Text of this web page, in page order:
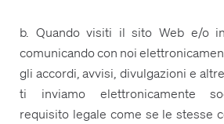
b. Quando visiti il ​​sito Web e/o
comunicando con noi
gli accordi, avvisi, divulgazioni e
ti inviamo elettronicamente
requisito legale come se le stesse